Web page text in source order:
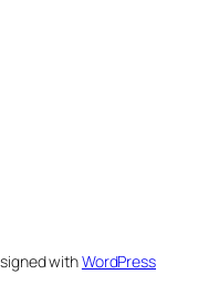
withWordPress